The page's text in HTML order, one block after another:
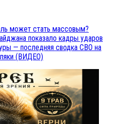
может стать массовым?
показало кадры ударов
— последняя сводка СВО на
(ВИДЕО)